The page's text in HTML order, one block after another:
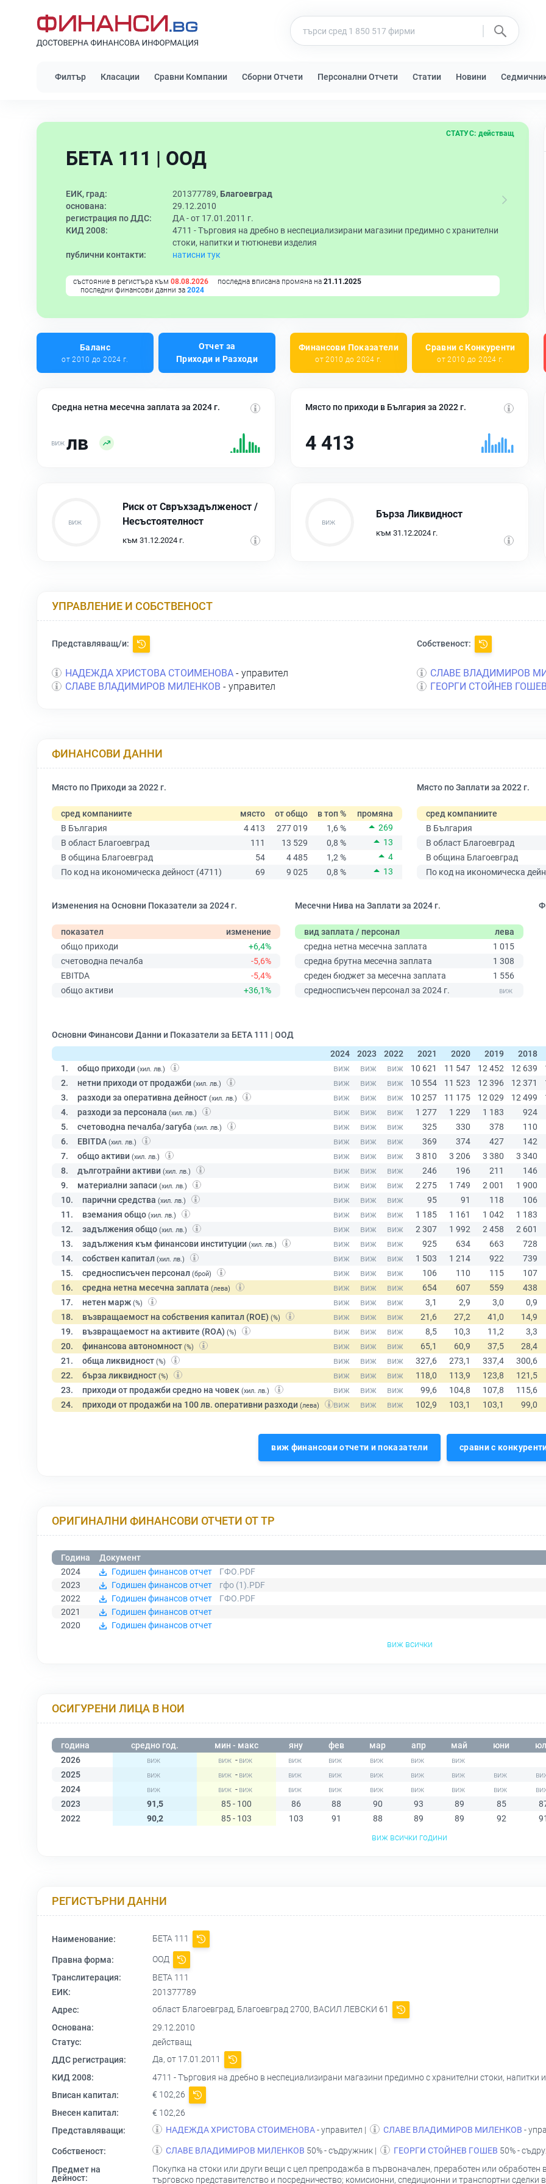
Филтър Класации Сравни Компании Сборни Отчети Персонални Отчети Статии Новини
БЕТА 111 | ООД
СТАТУС: действащ
ЕИК, град: 201377789, Благоевград
основана:
29.12.2010
регистрация по ДДС:
ДА - от 17.01.2011 г.
КИД 2008:
4711 -Търговия на дребно в неспециализирани магазини предимно с хранителни
стоки, напитки и тютюневи изделия
публични контакти:
натисни тук
състояние в регистъра към 08.08.2026 последна вписана промяна на 21.11.2025
последни финансови данни за 2024
Баланс
от 2010 до 2024 г.
Отчет за
Приходи и Разходи
Финансови Показатели
от 2010 до 2024 г.
Сравни с Конкуренти
от 2010 до 2024 г.
Средна нетна месечна заплата за 2024 г.
лв
Място по приходи в България за 2022 г.
4 413
Риск от Свръхзадълженост /
Несъстоятелност
към 31.12.2024 г.
Бърза Ликвидност
към 31.12.2024 г.
УПРАВЛЕНИЕ И СОБСТВЕНОСТ
Представляващ/и:
НАДЕЖДА ХРИСТОВА СТОИМЕНОВА - управител
СЛАВЕ ВЛАДИМИРОВ МИЛЕНКОВ - управител
Собственост:
СЛАВЕ ВЛАДИМИРОВ
ГЕОРГИ СТОЙНЕВ
ФИНАНСОВИ ДАННИ
Място по Приходи за 2022 г.
сред компаниите място от общо в топ %
промяна
В България
4 413 277 019 1,6 %
269
В област Благоевград
111 13 529 0,8 %
13
В община Благоевград
54 4 485 1,2 %
4
По код на икономическа дейност (4711)
69 9 025 0,8 % 13
Място по Заплати за 2022 г.
сред компаниите
В България
В област Благоевград
В община Благоевград
По код на икономическа
Изменения на Основни Показатели за 2024 г.
показател
изменение
общо приходи
+6,4%
счетоводна печалба
-5,6%
EBITDA
-5,4%
общо активи
+36,1%
Месечни Нива на Заплати за 2024 г.
вид заплата / персонал
лева
средна нетна месечна заплата
1 015
средна брутна месечна заплата
1 308
среден бюджет за месечна заплата
1 556
средносписъчен персонал за 2024 г.
Основни Финансови Данни и Показатели за БЕТА 111 | ООД
2024
2023 2022 2021 2020 2019
2018
1.
общо приходи (хил. лв.)
2. нетни приходи от продажби (хил. лв.)
3. разходи за оперативна дейност (хил. лв.)
4. разходи за персонала (хил. лв.)
5. счетоводна печалба/загуба (хил. лв.)
6. EBITDA (хил. лв.)
7. общо активи (хил. лв.)
8. дълготрайни активи (хил. лв.)
9. материални запаси (хил. лв.)
10. парични средства (хил. лв.)
11. вземания общо (хил. лв.)
12. задължения общо (хил. лв.)
13. задължения към финансови институции (хил. лв.)
14. собствен капитал (хил. лв.)
15. средносписъчен персонал (брой)
16. средна нетна месечна заплата (лева)
17. нетен марж (%)
18. възвращаемост на собствения капитал (ROE) (%)
19. възвращаемост на активите (ROA) (%)
20. финансова автономност (%)
21. обща ликвидност (%)
22. бърза ликвидност (%)
23. приходи от продажби средно на човек (хил. лв.)
24. приходи от продажби на 100 лв. оперативни разходи (лева)
виж финансови отчети и показатели сравни с
ОРИГИНАЛНИ ФИНАНСОВИ ОТЧЕТИ ОТ ТР
Година
Документ
2024
Годишен финансов отчет
ГФО.PDF
2023
Годишен финансов отчет
гфо (1).PDF
2022
Годишен финансов отчет
ГФО.PDF
2021
Годишен финансов отчет
2020
Годишен финансов отчет
виж всички
ОСИГУРЕНИ ЛИЦА В НОИ
година средно год. мин - макс яну фев мар апр май юни
2026
-
2025
-
2024
-
2023
91,5 85 - 100 86 88 90 93 89 85
2022
90,2 85 - 103 103 91 88 89 89 92
виж всички години
РЕГИСТЪРНИ ДАННИ
Наименование: БЕТА 111
Правна форма:
ООД
Транслитерация:
BETA 111
ЕИК:
201377789
Адрес:
област Благоевград, Благоевград 2700, ВАСИЛ ЛЕВСКИ 61
Основана:
29.12.2010
Статус:
действащ
ДДС регистрация:
Да, от 17.01.2011
КИД 2008:
4711 - Търговия на дребно в неспециализирани магазини предимно с хранителни стоки, напитки
Вписан капитал:
€ 102,26
Внесен капитал:
€ 102,26
Представляващи:
НАДЕЖДА ХРИСТОВА СТОИМЕНОВА- управител | СЛАВЕ ВЛАДИМИРОВ МИЛЕНКОВ -
Собственост: СЛАВЕ ВЛАДИМИРОВ МИЛЕНКОВ 50% - съдружник | ГЕОРГИ СТОЙНЕВ ГОШЕВ 50% -
Предмет на
дейност:
Покупка на стоки или други вещи с цел препродажба в първоначален, преработен или
търговско представителство и посредничество; комисионни, спедиционни и транспортни сделки